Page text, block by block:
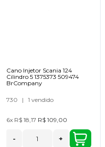
Cano Injetor Scania 124
Cilindro 5 1375373 509474
BrCompany
730 | 1 vendido
6x R$ 18,17 R$ 109,00
- +